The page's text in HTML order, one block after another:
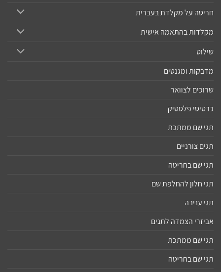
חריטה על מקלדת בעברית
מקלדות בהתאמה אישית
שילוט
מדבקות ומגנטים
שרוכים לצוואר
כרטיסי פלסטיק
תגי שם ממתכת
תגים צורניים
תגי שם בחריטה
תגי חלון להחלפת שם
תגי עניבה
אביזרי הצמדה לתגים
תגי שם ממתכת
תגי שם בחריטה